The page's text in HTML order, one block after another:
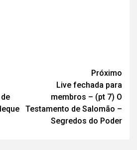
Próximo
Live fechada para
membros – (pt 7) O
Testamento de Salomão –
Segredos do Poder